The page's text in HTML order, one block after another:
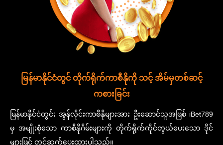
မြန်မာနိုင်ငံတွင် တိုက်ရိုက်ကာစီနိုကို သင့် အိမ်မှတစ်ဆင့်
ကစားခြင်း
မြန်မာနိုင်ငံတွင်း အွန်လိုင်းကာစီနိုများအား ဦးဆောင်သူအဖြစ် iBet789
မှ အမျိုးစုံသော ကာစီနိုဂိမ်းများကို တိုက်ရိုက်ကိုင်တွယ်ပေးသော ဒိုင်
များဖြင့် တင်ဆက်ပေးထားပါသည်။